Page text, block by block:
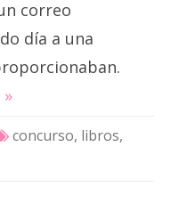
correo
día a una
concurso, libros,